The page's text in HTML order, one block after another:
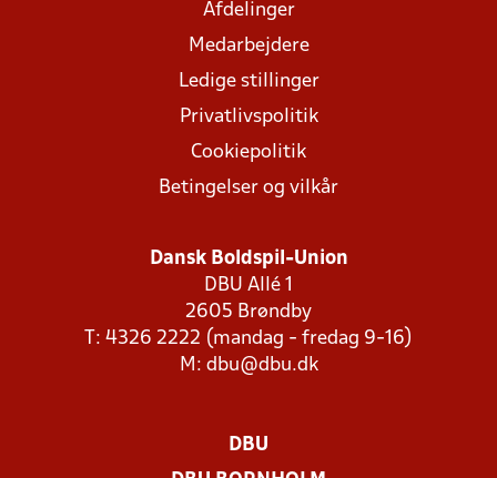
Afdelinger
Medarbejdere
Ledige stillinger
Privatlivspolitik
Cookiepolitik
Betingelser og vilkår
Dansk Boldspil-Union
DBU Allé 1
2605 Brøndby
T: 4326 2222 (mandag - fredag 9-16)
M: dbu@dbu.dk
DBU